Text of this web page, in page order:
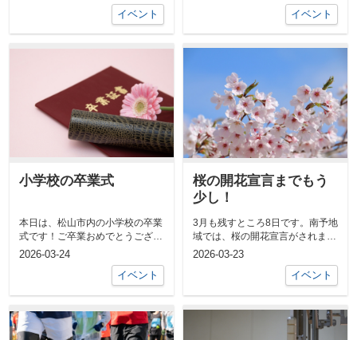
イベント
イベント
小学校の卒業式
本日は、松山市内の小学校の卒業
式です！ご卒業おめでとうござい
ます！★物件情報をチェックした
2026-03-24
イベント
桜の開花宣言までもう
少し！
3月も残すところ8日です。南予地
域では、桜の開花宣言がされまし
た！松山市の開花宣言も あと少
2026-03-23
イベント